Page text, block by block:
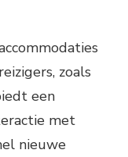
zoals
een
met
nieuwe